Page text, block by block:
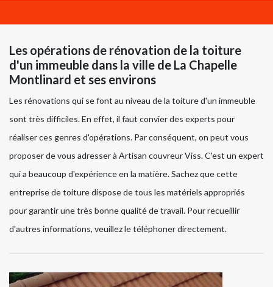
Les opérations de rénovation de la toiture
d'un immeuble dans la ville de La Chapelle
Montlinard et ses environs
Les rénovations qui se font au niveau de la toiture d'un immeuble
sont très difficiles. En effet, il faut convier des experts pour
réaliser ces genres d'opérations. Par conséquent, on peut vous
proposer de vous adresser à Artisan couvreur Viss. C'est un expert
qui a beaucoup d'expérience en la matière. Sachez que cette
entreprise de toiture dispose de tous les matériels appropriés
pour garantir une très bonne qualité de travail. Pour recueillir
d'autres informations, veuillez le téléphoner directement.